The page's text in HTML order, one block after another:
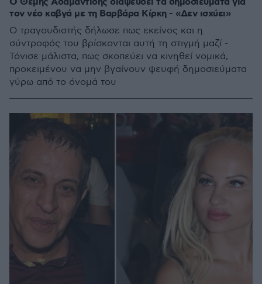
τον νέο καβγά με τη Βαρβάρα Κίρκη - «Δεν ισχύει»
Ο τραγουδιστής δήλωσε πως εκείνος και η
σύντροφός του βρίσκονται αυτή τη στιγμή μαζί -
Τόνισε μάλιστα, πως σκοπεύει να κινηθεί νομικά,
προκειμένου να μην βγαίνουν ψευφή δημοσιεύματα
γύρω από το όνομά του